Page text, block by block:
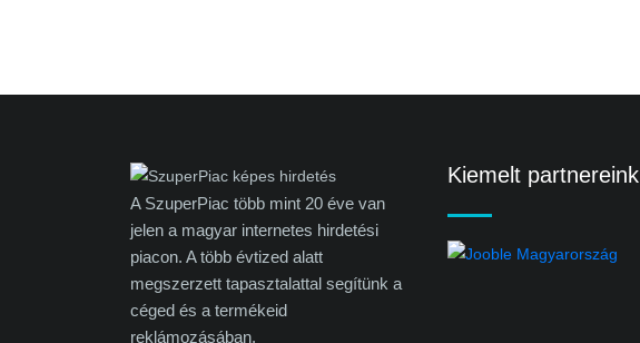
A SzuperPiac több mint 20 éve van
jelen a magyar internetes hirdetési
piacon. A több évtized alatt
megszerzett tapasztalattal segítünk a
céged és a termékeid
reklámozásában.
Kiemelt partnereink